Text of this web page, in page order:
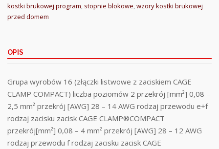
kostki brukowej program, stopnie blokowe,wzory kostki brukowej
przed domem
OPIS
Grupa wyrobów 16 (złączki listwowe z zaciskiem CAGE
CLAMP COMPACT) liczba poziomów 2 przekrój [mm²] 0,08 –
2,5 mm² przekrój [AWG] 28 – 14 AWG rodzaj przewodu e+f
rodzaj zacisku zacisk CAGE CLAMP®COMPACT
przekrój[mm²] 0,08 – 4 mm² przekrój [AWG] 28 – 12 AWG
rodzaj przewodu f rodzaj zacisku zacisk CAGE